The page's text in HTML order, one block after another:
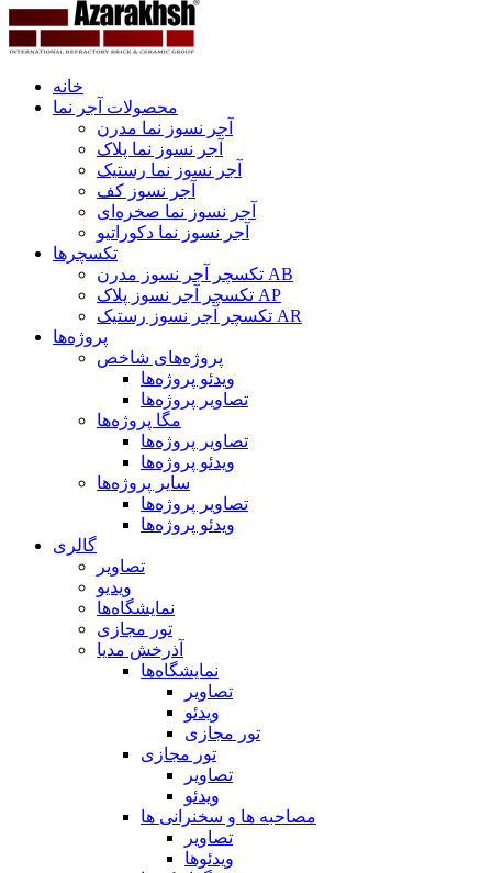
خانه
محصولات آجر نما
آجر نسوز نما مدرن
آجر نسوز نما پلاک
آجر نسوز نما رستیک
آجر نسوز کف
آجر نسوز نما صخره‌ای
آجر نسوز نما دکوراتیو
تکسچرها
تکسچر آجر نسوز مدرن AB
تکسچر آجر نسوز پلاک AP
تکسچر آجر نسوز رستیک AR
پروژه‌ها
پروژه‌های شاخص
ویدئو پروژه‌ها
تصاویر پروژه‌ها
مگا پروژه‌ها
تصاویر پروژه‌ها
ویدئو پروژه‌ها
سایر پروژه‌ها
تصاویر پروژه‌ها
ویدئو پروژه‌ها
گالری
تصاویر
ویدیو
نمایشگاه‌ها
تور مجازی
آذرخش مدیا
نمایشگاه‌ها
تصاویر
ویدئو
تور مجازی
تور مجازی
تصاویر
ویدئو
مصاحبه ها و سخنرانی ها
تصاویر
ویدئوها